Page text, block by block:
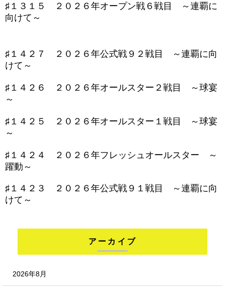
♯１３１５ ２０２６年オープン戦６戦目 ～連覇に
向けて～
♯１４２７ ２０２６年公式戦９２戦目 ～連覇に向
けて～
♯１４２６ ２０２６年オールスター２戦目 ～球宴
～
♯１４２５ ２０２６年オールスター１戦目 ～球宴
～
♯１４２４ ２０２６年フレッシュオールスター ～
躍動～
♯１４２３ ２０２６年公式戦９１戦目 ～連覇に向
けて～
アーカイブ
2026年8月